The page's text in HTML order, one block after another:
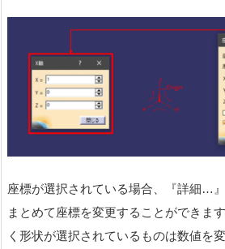
座標が選択されている場合、『詳細…
まとめて座標を変更することができま
く形状が選択されているものは数値を